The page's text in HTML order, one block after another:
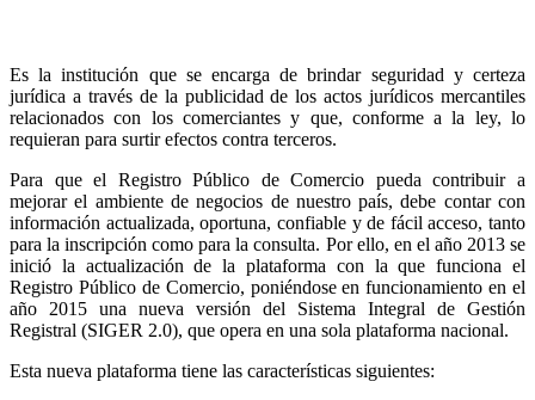
Es la institución que se encarga de brindar seguridad y certeza
jurídica a través de la publicidad de los actos jurídicos mercantiles
relacionados con los comerciantes y que, conforme a la ley, lo
requieran para surtir efectos contra terceros.
Para que el Registro Público de Comercio pueda contribuir a
mejorar el ambiente de negocios de nuestro país, debe contar con
información actualizada, oportuna, confiable y de fácil acceso, tanto
para la inscripción como para la consulta. Por ello, en el año 2013 se
inició la actualización de la plataforma con la que funciona el
Registro Público de Comercio, poniéndose en funcionamiento en el
año 2015 una nueva versión del Sistema Integral de Gestión
Registral (SIGER 2.0), que opera en una sola plataforma nacional.
Esta nueva plataforma tiene las características siguientes: